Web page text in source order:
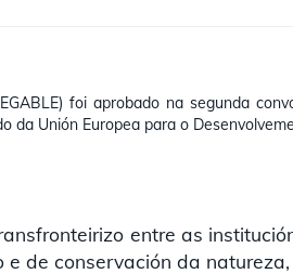
foi aprobado na segunda
da Unión Europea para o
entre as
de conservación da